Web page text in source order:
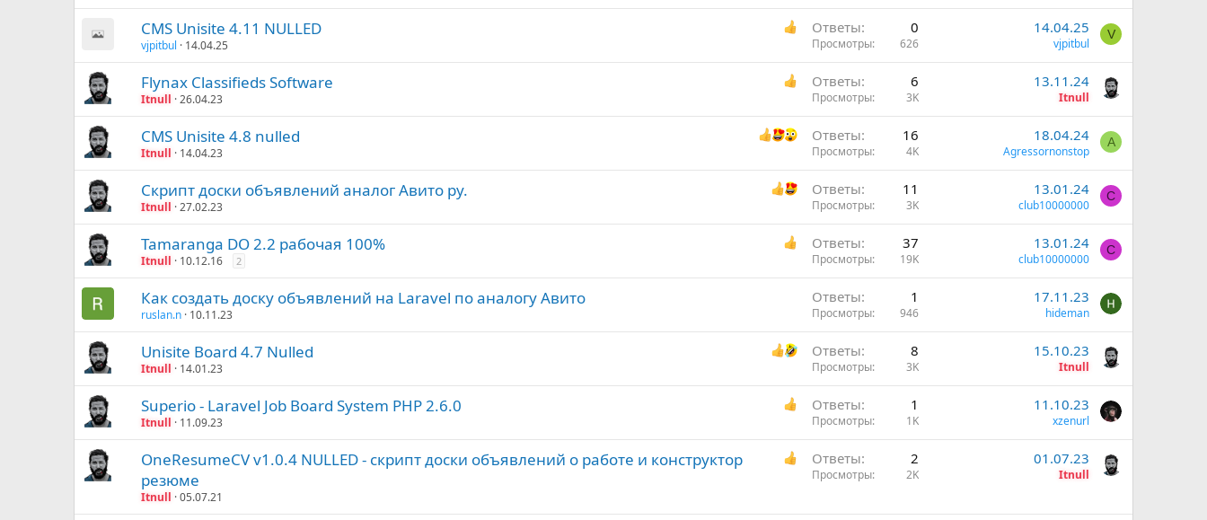
CMS Unisite 4.11 NULLED
vjpitbul 14.04.25
Ответы 0
Просмотры 626
14.04.25
vjpitbul
V
Flynax Classifieds Software
Itnull 26.04.23
Ответы 6
Просмотры 3K
13.11.24
Itnull
CMS Unisite 4.8 nulled
Itnull 14.04.23
Ответы 16
Просмотры 4K
18.04.24
Agressornonstop
A
Скрипт доски объявлений аналог Авито ру.
Itnull 27.02.23
Ответы 11
Просмотры 3K
13.01.24
club10000000
C
Tamaranga DO 2.2 рабочая 100%
Itnull 10.12.16 2
Ответы 37
Просмотры 19K
13.01.24
club10000000
C
Как создать доску объявлений на Laravel по аналогу Авито
ruslan.n 10.11.23
Ответы 1
Просмотры 946
17.11.23
hideman
Unisite Board 4.7 Nulled
Itnull 14.01.23
Ответы 8
Просмотры 3K
15.10.23
Itnull
Superio - Laravel Job Board System PHP 2.6.0
Itnull 11.09.23
Ответы 1
Просмотры 1K
11.10.23
xzenurl
OneResumeCV v1.0.4 NULLED - скрипт доски объявлений о работе и конструктор
резюме
Itnull 05.07.21
Ответы 2
Просмотры 2K
01.07.23
Itnull